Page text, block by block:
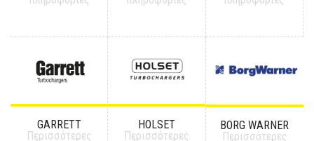
GARRETT
Περισσότερες
HOLSET
Περισσότερες
BORG WARNER
Περισσότερες